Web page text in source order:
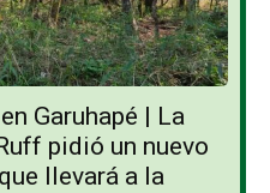
Garuhapé | La
pidió un nuevo
llevará a la